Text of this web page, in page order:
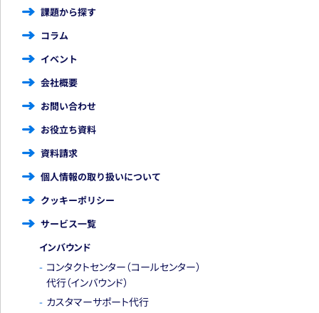
課題から探す
コラム
イベント
会社概要
お問い合わせ
お役立ち資料
資料請求
個人情報の取り扱いについて
クッキーポリシー
サービス一覧
インバウンド
コンタクトセンター（コールセンター）
代行（インバウンド）
カスタマーサポート代行